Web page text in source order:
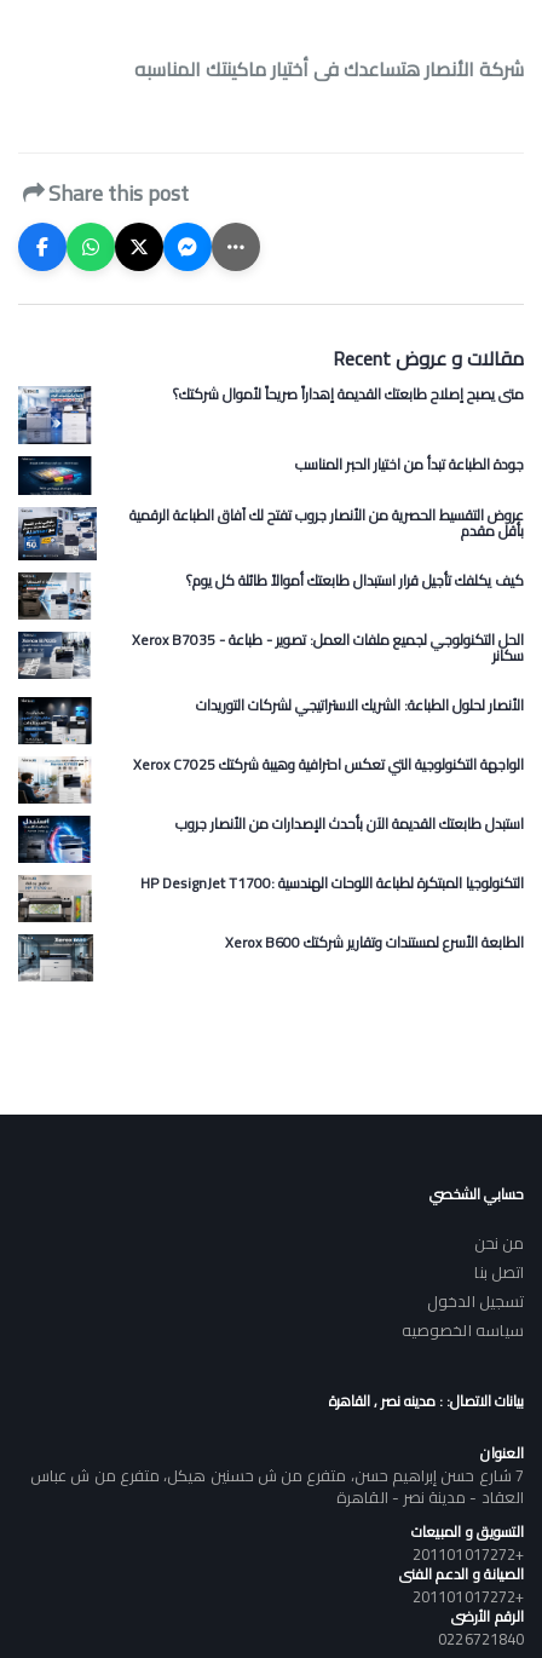
شركة الأنصار هتساعدك فى أختيار ماكينتك المناسبه
Share this post
Recent مقالات و عروض
متى يصبح إصلاح طابعتك القديمة إهداراً صريحاً لأموال شركتك؟
جودة الطباعة تبدأ من اختيار الحبر المناسب
عروض التقسيط الحصرية من الأنصار جروب تفتح لك آفاق الطباعة الرقمية
بأقل مقدم
كيف يكلفك تأجيل قرار استبدال طابعتك أموالاً طائلة كل يوم؟
Xerox B7035 الحل التكنولوجي لجميع ملفات العمل: تصوير - طباعة -
سكانر
الأنصار لحلول الطباعة: الشريك الاستراتيجي لشركات التوريدات
Xerox C7025 الواجهة التكنولوجية التي تعكس احترافية وهيبة شركتك
استبدل طابعتك القديمة الآن بأحدث الإصدارات من الأنصار جروب
HP DesignJet T1700: التكنولوجيا المبتكرة لطباعة اللوحات الهندسية
Xerox B600 الطابعة الأسرع لمستندات وتقارير شركتك
حسابي الشخصي
من نحن
اتصل بنا
تسجيل الدخول
سياسه الخصوصيه
بيانات الاتصال: : مدينه نصر , القاهرة
العنوان
7 شارع حسن إبراهيم حسن، متفرع من ش حسنين هيكل، متفرع من ش عباس
العقاد - مدينة نصر - القاهرة
التسويق و المبيعات
+201101017272
الصيانة و الدعم الفنى
+201101017272
الرقم الأرضى
0226721840